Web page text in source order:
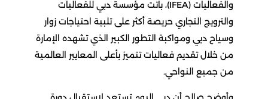
والفعاليات (IFEA)، باتت مؤسسة دبي للفعاليات
والترويج التجاري حريصة أكثر على تلبية احتياجات زوار
وسياح دبي ومواكبة التطور الكبير الذي تشهده الإمارة
من خلال تقديم فعاليات تتميز بأعلى المعايير العالمية
من جميع النواحي.